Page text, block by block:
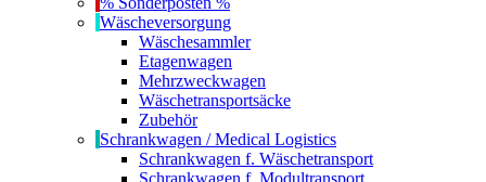
Wäscheversorgung
Wäschesammler
Etagenwagen
Mehrzweckwagen
Wäschetransportsäcke
Zubehör
Schrankwagen / Medical Logistics
Schrankwagen f. Wäschetransport
Schrankwagen f. Modultransport